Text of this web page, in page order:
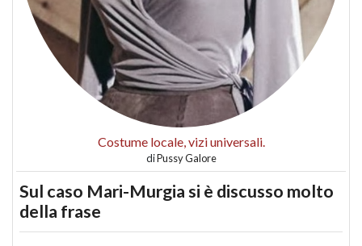
Costume locale, vizi universali.
diPussy Galore
Sul caso Mari-Murgia si è discusso molto
della frase